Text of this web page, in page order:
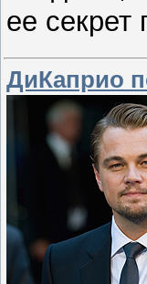
ее секрет
ДиКаприо